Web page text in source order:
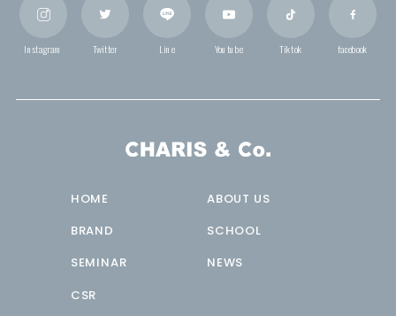
Instagram Twitter Line Youtube Tiktok facebook
HOME
ABOUT US
BRAND
SCHOOL
SEMINAR
NEWS
CSR